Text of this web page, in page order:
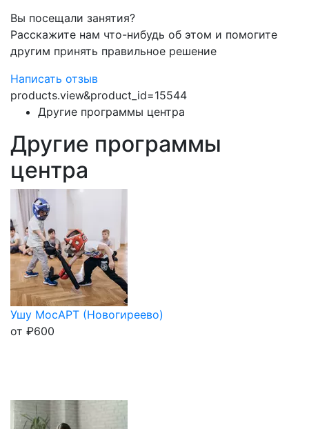
Вы посещали занятия?
Расскажите нам что-нибудь об этом и помогите
другим принять правильное решение
Написать отзыв
products.view&product_id=15544
Другие программы центра
Другие программы
центра
Ушу МосАРТ (Новогиреево)
от ₽600